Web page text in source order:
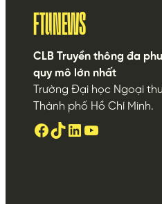
FTUNEWS
CLB Truyền thông đa
quy mô lớn nhất
Trường Đại học Ngoại
Thành phố Hồ Chí Minh.